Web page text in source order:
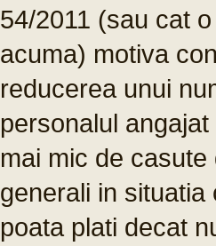
54/2011 (sau cat
acuma) motiva
reducerea unui
personalul
mai mic de
generali in
poata plati decat